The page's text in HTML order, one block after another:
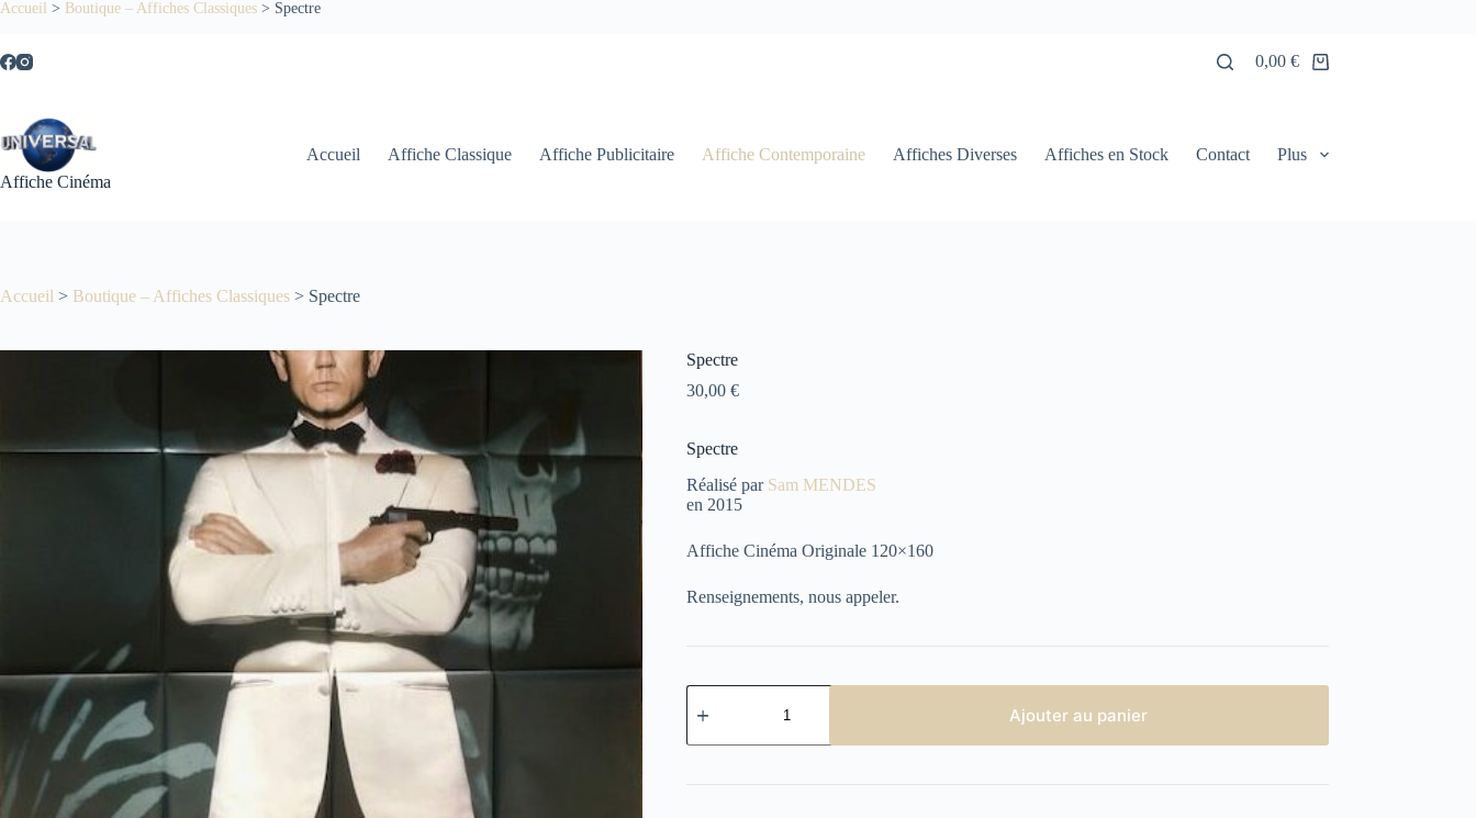
Passer
Accueil > Boutique – Affiches Classiques > Spectre
Panier
0,00€
Affiche Cinéma
Accueil Affiche Classique Affiche Publicitaire Affiche Contemporaine Affiches Diverses Affiches en Stock Contact Plus
Accueil > Boutique – Affiches Classiques > Spectre
Spectre
30,00 €
Spectre
Réalisé par Sam MENDES
en 2015
Affiche Cinéma Originale 120×160
Renseignements, nous appeler.
quantité
de
Ajouter au panier